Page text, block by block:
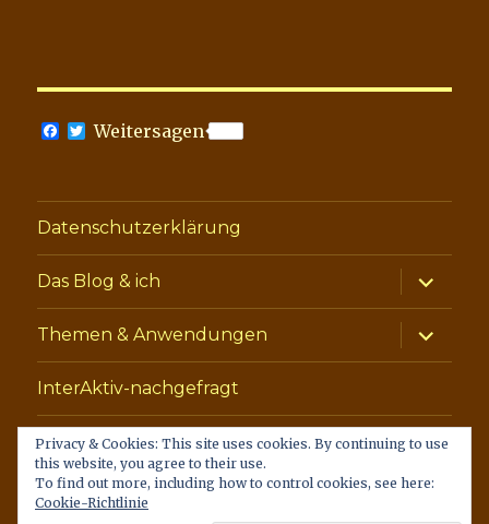
F
b
o
o
k
T
t
r
Weitersagen
Datenschutzerklärung
Das Blog & ich
Themen & Anwendungen
InterAktiv-nachgefragt
Datenschutzerklärung
Das
Blog
Themen
&
InterAktiv-
nachgefragt
Privacy & Cookies: This site uses cookies. By continuing to use
this website, you agree to their use.
To find out more, including how to control cookies, see here:
Cookie-Richtlinie